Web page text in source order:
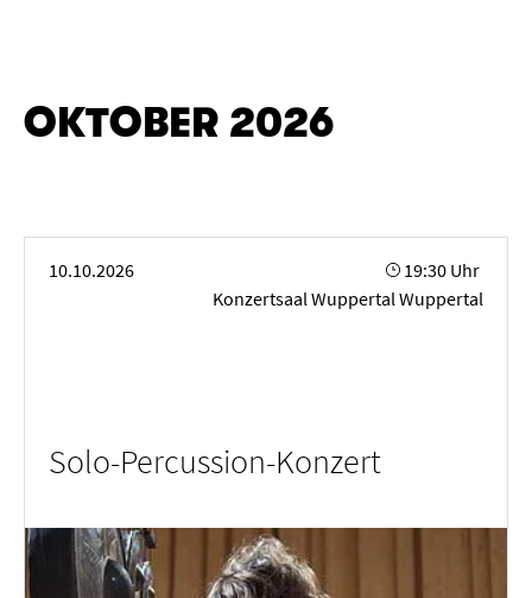
OKTOBER 2026
10.10.2026
19:30 Uhr
Konzertsaal Wuppertal Wuppertal
Solo-Percussion-Konzert